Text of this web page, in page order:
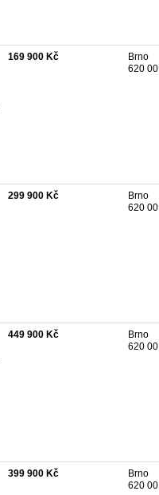
169 900 Kč
Brno
620 00
299 900 Kč
Brno
620 00
449 900 Kč
Brno
620 00
399 900 Kč
Brno
620 00